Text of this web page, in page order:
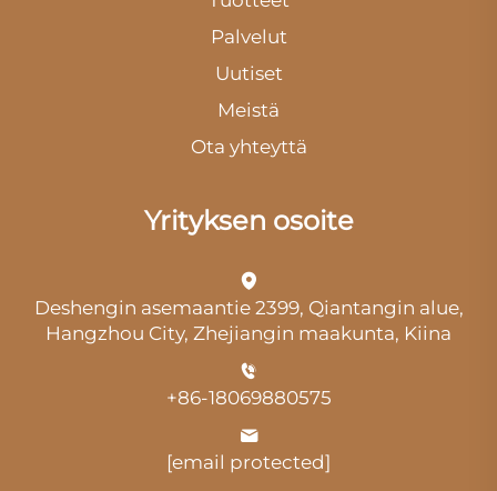
Palvelut
Uutiset
Meistä
Ota yhteyttä
Yrityksen osoite
Deshengin asemaantie 2399, Qiantangin alue,
Hangzhou City, Zhejiangin maakunta, Kiina
+86-18069880575
[email protected]